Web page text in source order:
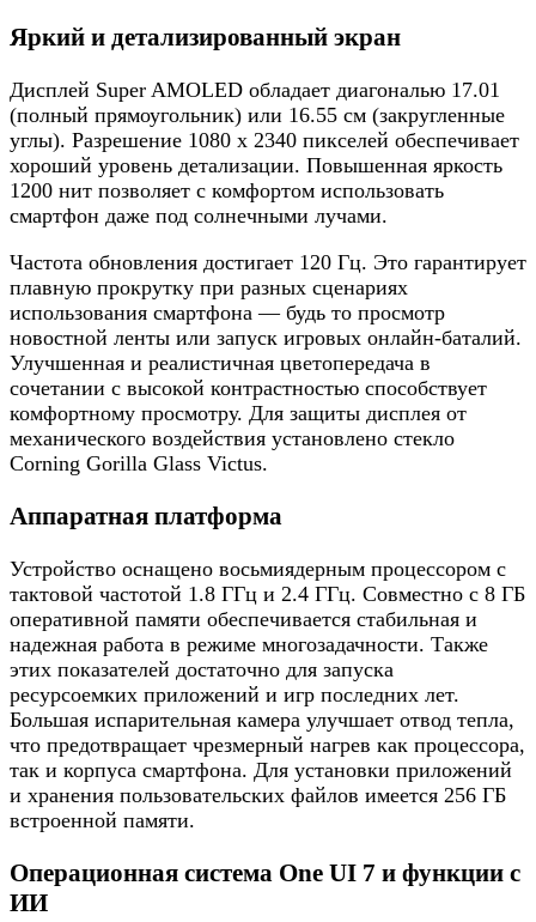
Яркий и детализированный экран
Дисплей Super AMOLED обладает диагональю 17.01
(полный прямоугольник) или 16.55 см (закругленные
углы). Разрешение 1080 х 2340 пикселей обеспечивает
хороший уровень детализации. Повышенная яркость
1200 нит позволяет с комфортом использовать
смартфон даже под солнечными лучами.
Частота обновления достигает 120 Гц. Это гарантирует
плавную прокрутку при разных сценариях
использования смартфона — будь то просмотр
новостной ленты или запуск игровых онлайн-баталий.
Улучшенная и реалистичная цветопередача в
сочетании с высокой контрастностью способствует
комфортному просмотру. Для защиты дисплея от
механического воздействия установлено стекло
Corning Gorilla Glass Victus.
Аппаратная платформа
Устройство оснащено восьмиядерным процессором с
тактовой частотой 1.8 ГГц и 2.4 ГГц. Совместно с 8 ГБ
оперативной памяти обеспечивается стабильная и
надежная работа в режиме многозадачности. Также
этих показателей достаточно для запуска
ресурсоемких приложений и игр последних лет.
Большая испарительная камера улучшает отвод тепла,
что предотвращает чрезмерный нагрев как процессора,
так и корпуса смартфона. Для установки приложений
и хранения пользовательских файлов имеется 256 ГБ
встроенной памяти.
Операционная система One UI 7 и функции с
ИИ